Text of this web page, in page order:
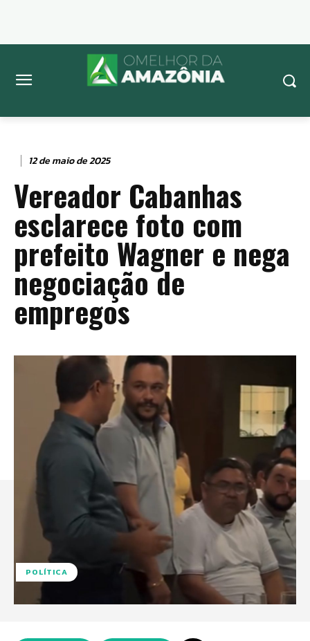
12 de maio de 2025
Vereador Cabanhas
esclarece foto com
prefeito Wagner e nega
negociação de
empregos
POLÍTICA